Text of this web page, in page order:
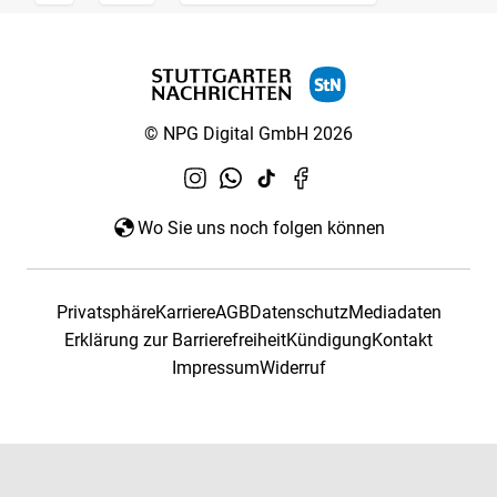
© NPG Digital GmbH 2026
Wo Sie uns noch folgen können
PrivatsphäreKarriereAGBDatenschutzMediadaten
Erklärung zur BarrierefreiheitKündigungKontakt
ImpressumWiderruf